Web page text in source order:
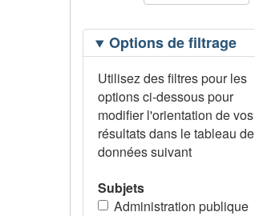
Filtrage
desOptions de filtrage
Utilisez des filtres pour les
options ci-dessous pour
modifier l'orientation de vos
résultats dans le tableau de
données suivant
Subjets
Administration publique